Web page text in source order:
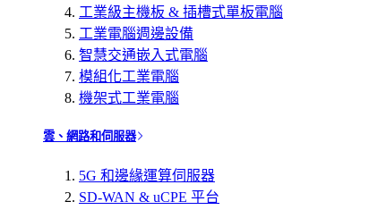
工業級主機板 & 插槽式單板電腦
工業電腦週邊設備
智慧交通嵌入式電腦
模組化工業電腦
機架式工業電腦
雲、網路和伺服器
5G 和邊緣運算伺服器
SD-WAN & uCPE 平台